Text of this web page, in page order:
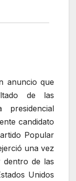
anuncio que
de las
candidato
Popular
una vez
dentro de las
Unidos